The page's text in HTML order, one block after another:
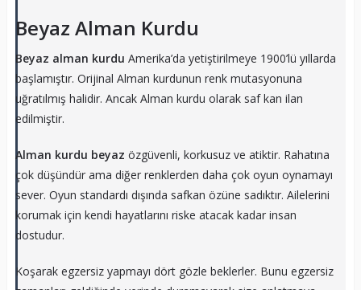
Beyaz Alman Kurdu
Beyaz alman kurdu Amerika’da yetiştirilmeye 1900’lü yıllarda
başlamıştır. Orijinal Alman kurdunun renk mutasyonuna
uğratılmış halidir. Ancak Alman kurdu olarak saf kan ilan
edilmiştir.
Alman kurdu beyaz özgüvenli, korkusuz ve atiktir. Rahatına
çok düşündür ama diğer renklerden daha çok oyun oynamayı
sever. Oyun standardı dışında safkan özüne sadıktır. Ailelerini
korumak için kendi hayatlarını riske atacak kadar insan
dostudur.
Koşarak egzersiz yapmayı dört gözle beklerler. Bunu egzersiz